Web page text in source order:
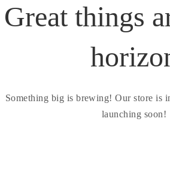
Great things
Something big is brewing! Our store is
launching soon!